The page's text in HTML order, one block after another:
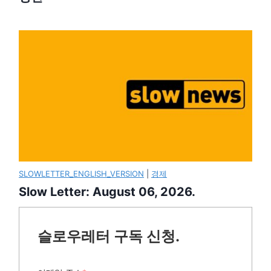
SLOWLETTER_ENGLISH_VERSION 경제
Slow Letter: August 06, 2026.
슬로우레터 구독 신청.